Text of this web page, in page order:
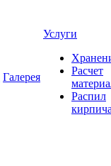
Галерея
Услуги
Расчет
Распил